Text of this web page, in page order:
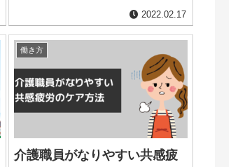
2022.02.17
働き方
介護職員がなりやすい共感疲